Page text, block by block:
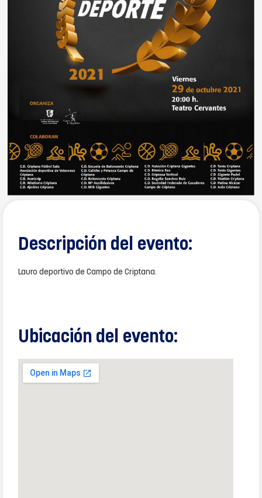
Descripción del evento:
Lauro deportivo de Campo de Criptana.
Ubicación del evento: